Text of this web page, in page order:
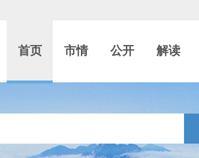
首页 市情 公开 解读